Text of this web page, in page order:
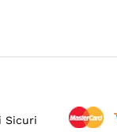
Sicuri